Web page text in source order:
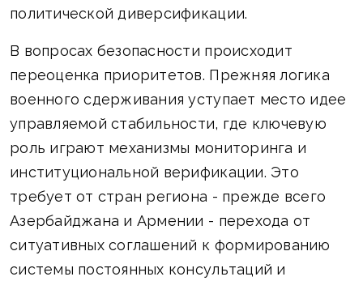
политической диверсификации.
В вопросах безопасности происходит
переоценка приоритетов. Прежняя логика
военного сдерживания уступает место идее
управляемой стабильности, где ключевую
роль играют механизмы мониторинга и
институциональной верификации. Это
требует от стран региона - прежде всего
Азербайджана и Армении - перехода от
ситуативных соглашений к формированию
системы постоянных консультаций и